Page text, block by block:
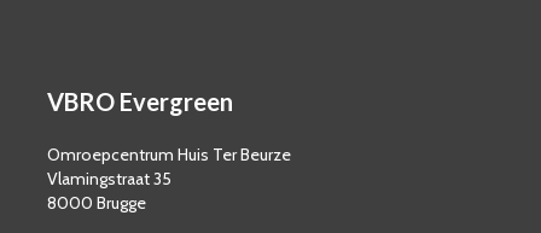
VBRO Evergreen
Omroepcentrum Huis Ter Beurze
Vlamingstraat 35
8000 Brugge